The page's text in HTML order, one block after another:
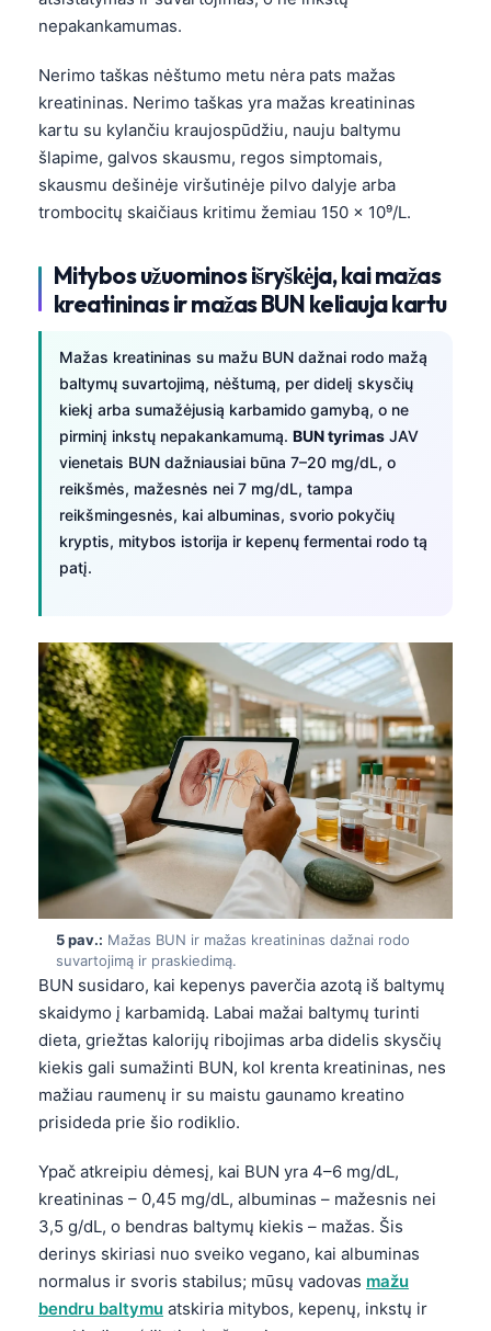
nepakankamumas.
Nerimo taškas nėštumo metu nėra pats mažas
kreatininas. Nerimo taškas yra mažas kreatininas
kartu su kylančiu kraujospūdžiu, nauju baltymu
šlapime, galvos skausmu, regos simptomais,
skausmu dešinėje viršutinėje pilvo dalyje arba
trombocitų skaičiaus kritimu žemiau 150 x 10⁹/L.
Mitybos užuominos išryškėja, kai mažas
kreatininas ir mažas BUN keliauja kartu
Mažas kreatininas su mažu BUN dažnai rodo mažą
baltymų suvartojimą, nėštumą, per didelį skysčių
kiekį arba sumažėjusią karbamido gamybą, o ne
pirminį inkstų nepakankamumą. BUN tyrimas JAV
vienetais BUN dažniausiai būna 7–20 mg/dL, o
reikšmės, mažesnės nei 7 mg/dL, tampa
reikšmingesnės, kai albuminas, svorio pokyčių
kryptis, mitybos istorija ir kepenų fermentai rodo tą
patį.
5 pav.: Mažas BUN ir mažas kreatininas dažnai rodo
suvartojimą ir praskiedimą.
BUN susidaro, kai kepenys paverčia azotą iš baltymų
skaidymo į karbamidą. Labai mažai baltymų turinti
dieta, griežtas kalorijų ribojimas arba didelis skysčių
kiekis gali sumažinti BUN, kol krenta kreatininas, nes
mažiau raumenų ir su maistu gaunamo kreatino
prisideda prie šio rodiklio.
Ypač atkreipiu dėmesį, kai BUN yra 4–6 mg/dL,
kreatininas – 0,45 mg/dL, albuminas – mažesnis nei
3,5 g/dL, o bendras baltymų kiekis – mažas. Šis
derinys skiriasi nuo sveiko vegano, kai albuminas
normalus ir svoris stabilus; mūsų vadovas mažu
bendru baltymu atskiria mitybos, kepenų, inkstų ir
ພາສາລາວ
Basa Jawa
Cebuano
ئۇيغۇرچە
Татар теле
Беларуская мова
Esperanto
Frysk
Ślōnskŏ gŏdka
Norsk bokmål